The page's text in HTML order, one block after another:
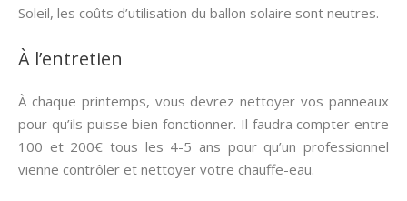
Soleil, les coûts d’utilisation du ballon solaire sont neutres.
À l’entretien
À chaque printemps, vous devrez nettoyer vos panneaux
pour qu’ils puisse bien fonctionner. Il faudra compter entre
100 et 200€ tous les 4-5 ans pour qu’un professionnel
vienne contrôler et nettoyer votre chauffe-eau.